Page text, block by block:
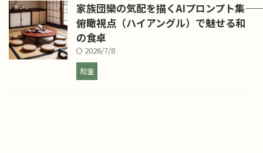
家族団欒の気配を描くAIプロンプト集――
俯瞰視点（ハイアングル）で魅せる和
の食卓
2026/7/8
和室